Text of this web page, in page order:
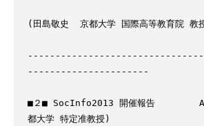
(田島敬史  京都大学 国際高等教育院 教
----------------------
■２■ SocInfo2013 開催報告
都大学 特定准教授)